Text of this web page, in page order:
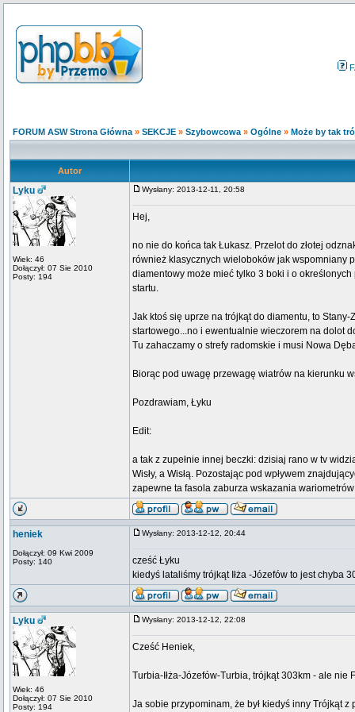
FORUM ASW Strona Główna » SEKCJE » Szybowcowa » Ogólne » Może by tak
Autor
Lyku
Wiek: 46
Dołączył: 07 Sie 2010
Posty: 194
Wysłany: 2013-12-11, 20:58
Hej,
no nie do końca tak Łukasz. Przelot do złotej
również klasycznych wieloboków jak wspomniany
diamentowy może mieć tylko 3 boki i o
startu.
Jak ktoś się uprze na trójkąt do diamentu, to
startowego...no i ewentualnie wieczorem na dolot
Tu zahaczamy o strefy radomskie i musi Nowa
Biorąc pod uwagę przewagę wiatrów na kierunku
Pozdrawiam, Łyku
Edit:
a tak z zupełnie innej beczki: dzisiaj rano w tv
Wisły, a Wisłą. Pozostając pod wpływem
zapewne ta fasola zaburza wskazania
heniek
Dołączył: 09 Kwi 2009
Posty: 140
Wysłany: 2013-12-12, 20:44
cześć Łyku
kiedyś lataliśmy trójkąt Iłża -Józefów to jest chyba
Lyku
Wiek: 46
Dołączył: 07 Sie 2010
Posty: 194
Wysłany: 2013-12-12, 22:08
Cześć Heniek,
Turbia-Iłża-Józefów-Turbia, trójkąt 303km - ale nie
Ja sobie przypominam, że był kiedyś inny Trójkąt